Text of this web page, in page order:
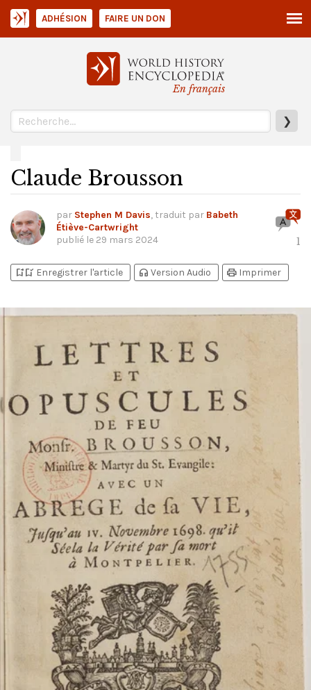
En français
❯
ADHÉSION FAIRE UN DON
Claude Brousson
par Stephen M Davis, traduit par Babeth
Étiève-Cartwright
publié le 29 mars 2024 1
bookmark_addbookmark_added Enregistrer l'article headphones Version Audio print Imprimer